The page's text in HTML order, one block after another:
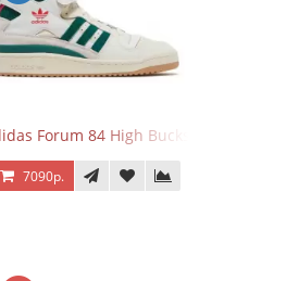
Forum 84 High Bucks
7090р.